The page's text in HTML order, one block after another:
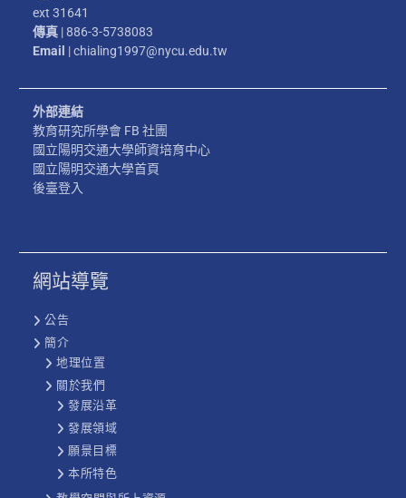
ext 31641
傳真 | 886-3-5738083
Email | chialing1997@nycu.edu.tw
外部連結
教育研究所學會 FB 社團
國立陽明交通大學師資培育中心
國立陽明交通大學首頁
後臺登入
網站導覽
公告
簡介
地理位置
關於我們
發展沿革
發展領域
願景目標
本所特色